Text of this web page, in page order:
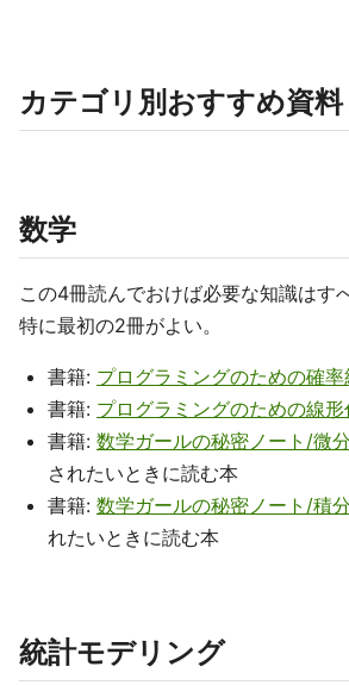
カテゴリ別おすすめ資料
数学
この4冊読んでおけば必要な知識はす
特に最初の2冊がよい。
書籍: プログラミングのための確率
書籍: プログラミングのための線形
書籍: 数学ガールの秘密ノート/微
されたいときに読む本
書籍: 数学ガールの秘密ノート/積
れたいときに読む本
統計モデリング